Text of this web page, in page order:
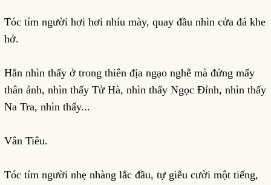
Tóc tím người hơi hơi nhíu mày, quay đầu nhìn cửa đá khe
hở.
Hắn nhìn thấy ở trong thiên địa ngạo nghễ mà đứng mấy
thân ảnh, nhìn thấy Tử Hà, nhìn thấy Ngọc Đỉnh, nhìn thấy
Na Tra, nhìn thấy...
Vân Tiêu.
Tóc tím người nhẹ nhàng lắc đầu, tự giễu cười một tiếng,